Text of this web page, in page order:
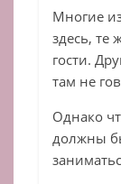
Многие
здесь, те
гости.
там не
Однако
должны